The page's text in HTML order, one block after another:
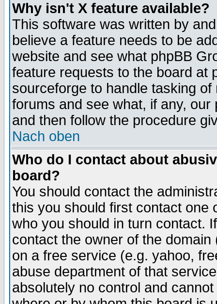
Why isn't X feature available?
This software was written by
believe a feature needs to be
website and see what phpBB
feature requests to the board at
sourceforge to handle tasking
forums and see what, if any,
and then follow the procedure
Nach oben
Who do I contact about
board?
You should contact the
this you should first contact one
who you should in turn contact.
contact the owner of the
on a free service (e.g. yahoo,
abuse department of that
absolutely no control and